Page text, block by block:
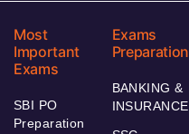
Most
Important
Exams
SBI PO
Preparation
Exams
Preparation
BANKING &
INSURANCE